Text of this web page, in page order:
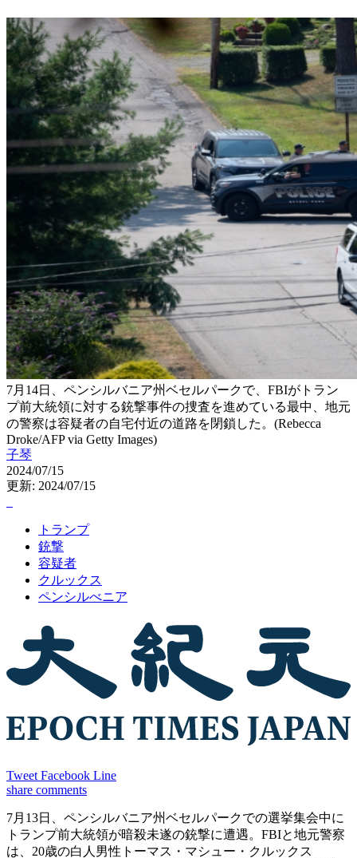
7月14日、ペンシルバニア州ベセルパークで、FBIがトラン
プ前大統領に対する銃撃事件の捜査を進めている最中、地元
の警察は容疑者の自宅付近の道路を閉鎖した。(Rebecca
Droke/AFP via Getty Images)
子琴
2024/07/15
更新: 2024/07/15
トランプ
銃撃
容疑者
クルックス
ペンシルべニア
Tweet Facebook Line
share comments
7月13日、ペンシルバニア州ベセルパークでの選挙集会中に
トランプ前大統領が暗殺未遂の銃撃に遭遇。FBIと地元警察
は、20歳の白人男性トーマス・マシュー・クルックス